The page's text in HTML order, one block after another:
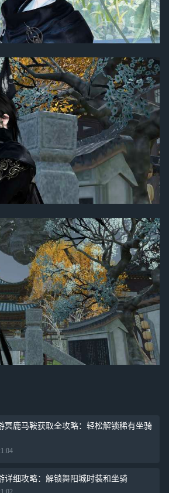
冥鹿马鞍获取全攻略：轻松解锁稀有坐骑
详细攻略：解锁舞阳城时装和坐骑